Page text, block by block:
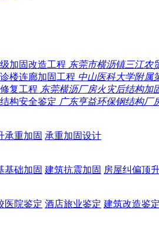
东莞市横沥镇三江农
中山医科大学附属
东莞横沥厂房火灾后结构加
广东亨益环保钢结构厂
承重加固 承重加固设计
基础加固 建筑抗震加固 房屋纠偏顶
医院鉴定 酒店旅业鉴定 建筑改造鉴定